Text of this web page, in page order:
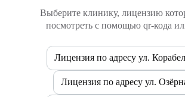
Выберите клинику, лицензию
посмотреть с помощью qr-кода
Лицензия по адресу ул.
Лицензия по адресу ул.